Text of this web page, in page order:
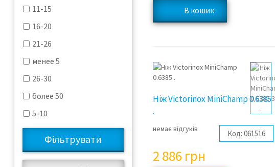
11-15
16-20
21-26
менее 5
26-30
более 50
5-10
Ніж Victorinox MiniChamp 0.6385
.
немає відгуків Код: 061516
2 886 грн